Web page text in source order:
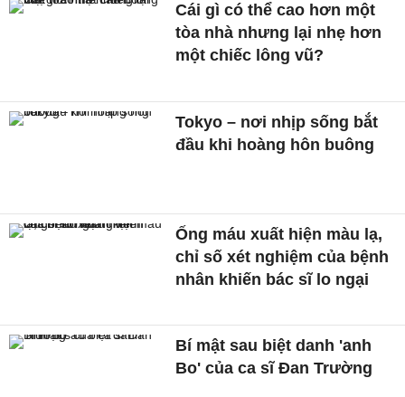
Cái gì có thể cao hơn một
tòa nhà nhưng lại nhẹ hơn
một chiếc lông vũ?
Tokyo – nơi nhịp sống bắt
đầu khi hoàng hôn buông
Ống máu xuất hiện màu lạ,
chỉ số xét nghiệm của bệnh
nhân khiến bác sĩ lo ngại
Bí mật sau biệt danh 'anh
Bo' của ca sĩ Đan Trường